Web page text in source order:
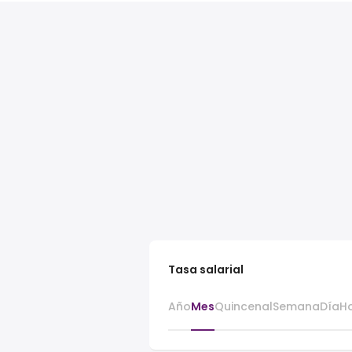
Tasa salarial
AñoMesQuincenalSemanaDía